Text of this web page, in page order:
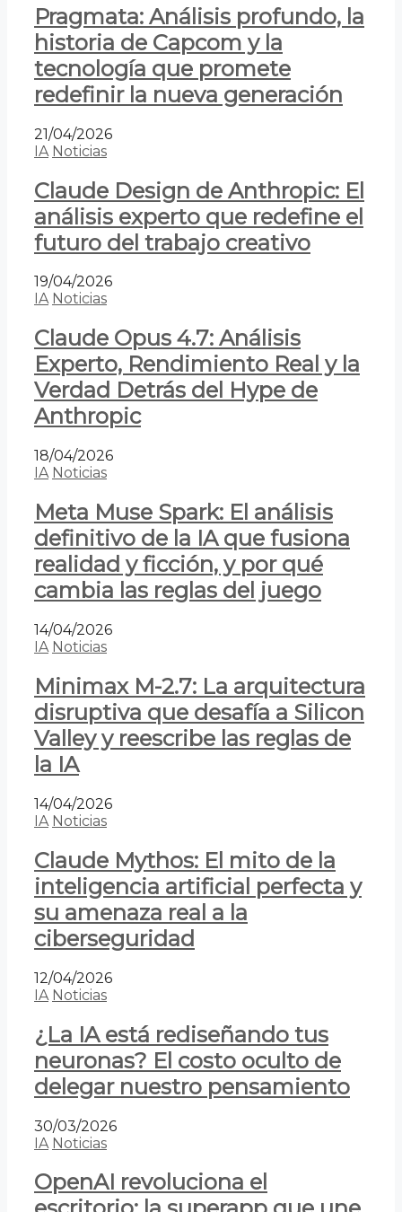
Pragmata: Análisis profundo, la
historia de Capcom y la
tecnología que promete
redefinir la nueva generación
21/04/2026
IA Noticias
Claude Design de Anthropic: El
análisis experto que redefine el
futuro del trabajo creativo
19/04/2026
IA Noticias
Claude Opus 4.7: Análisis
Experto, Rendimiento Real y la
Verdad Detrás del Hype de
Anthropic
18/04/2026
IA Noticias
Meta Muse Spark: El análisis
definitivo de la IA que fusiona
realidad y ficción, y por qué
cambia las reglas del juego
14/04/2026
IA Noticias
Minimax M-2.7: La arquitectura
disruptiva que desafía a Silicon
Valley y reescribe las reglas de
la IA
14/04/2026
IA Noticias
Claude Mythos: El mito de la
inteligencia artificial perfecta y
su amenaza real a la
ciberseguridad
12/04/2026
IA Noticias
¿La IA está rediseñando tus
neuronas? El costo oculto de
delegar nuestro pensamiento
30/03/2026
IA Noticias
OpenAI revoluciona el